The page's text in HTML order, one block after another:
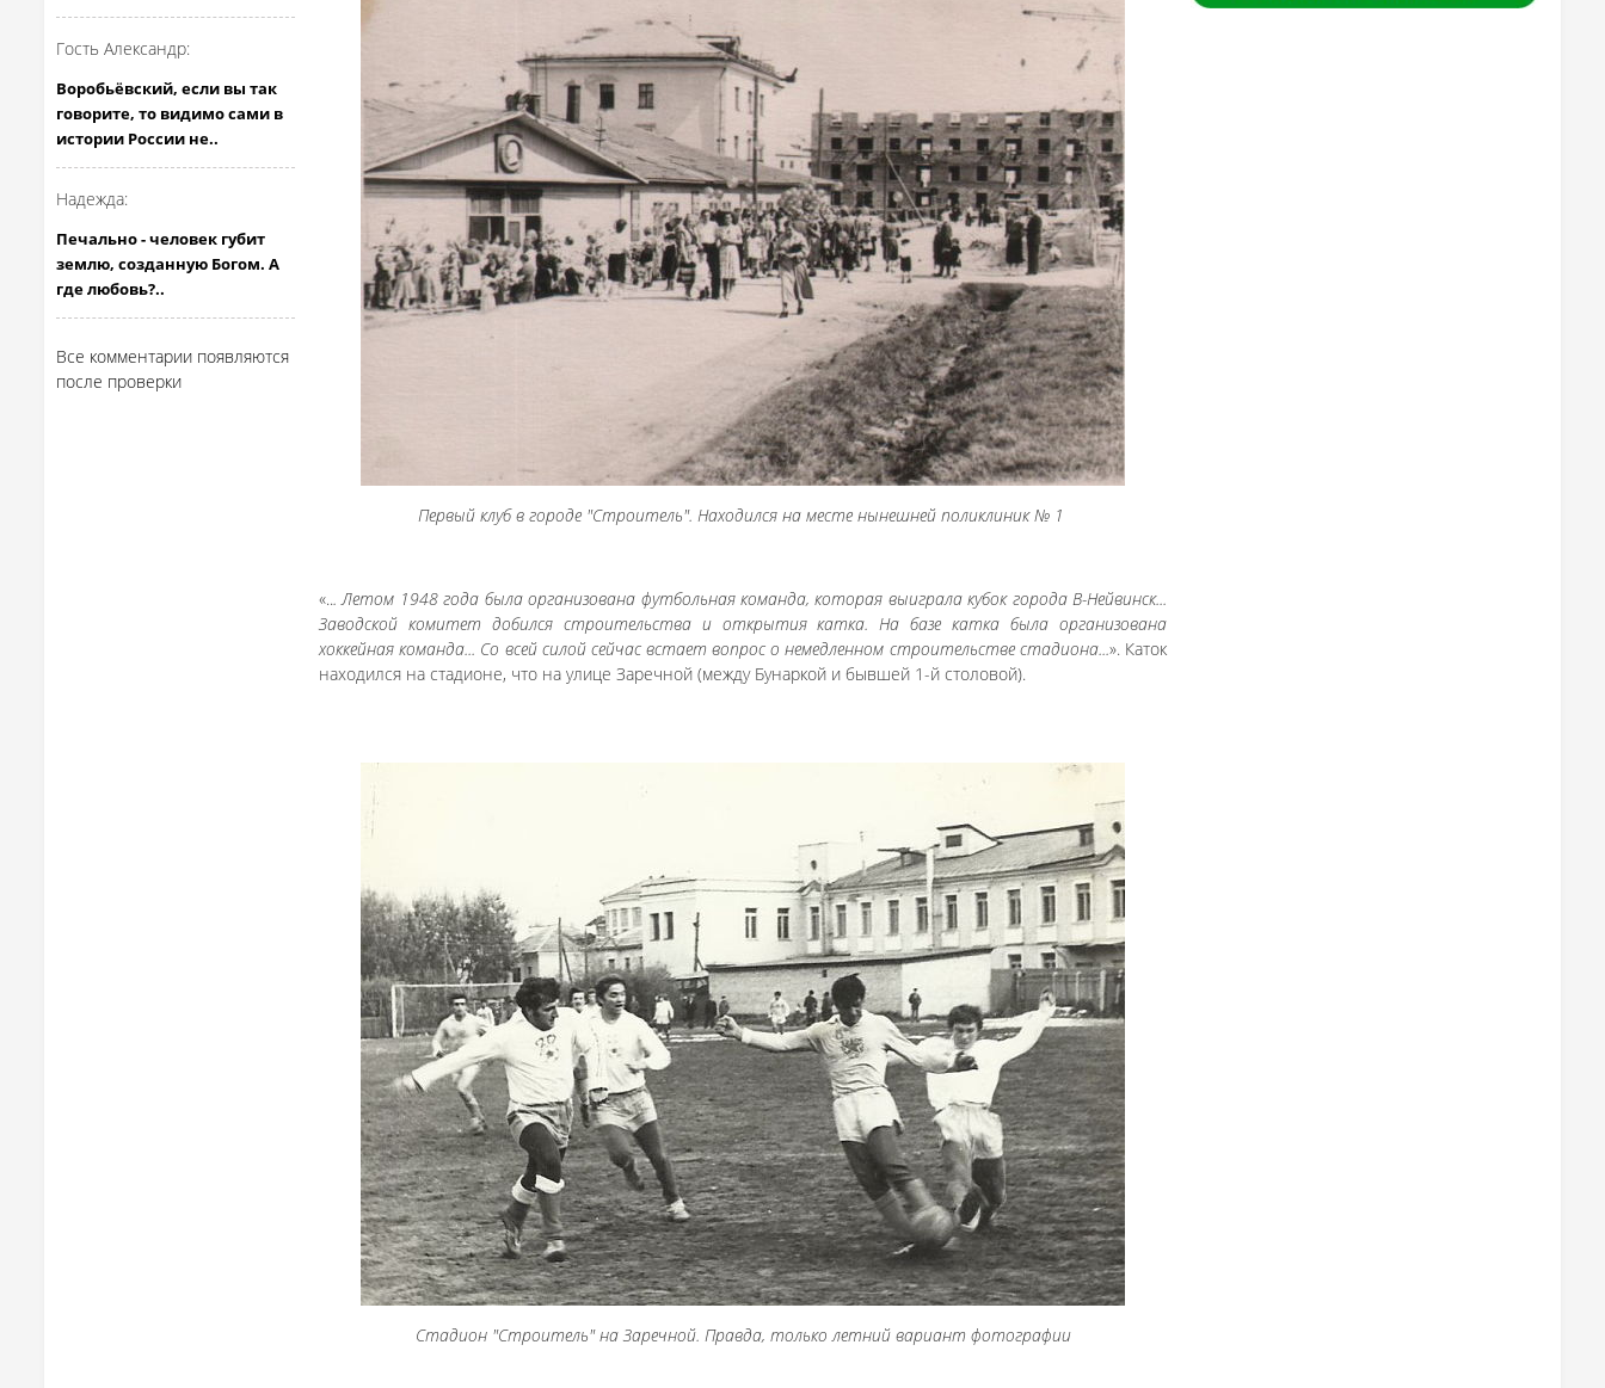
Гость Александр:
Воробьёвский, если вы так
говорите, то видимо сами в
истории России не..
Надежда:
Печально - человек губит
землю, созданную Богом. А
где любовь?..
Все комментарии появляются
после проверки
Первый клуб в городе "Строитель". Находился на месте нынешней поликлиник № 1
«... Летом 1948 года была организована футбольная команда, которая выиграла кубок города В-Нейвинск...
Заводской комитет добился строительства и открытия катка. На базе катка была организована
хоккейная команда... Со всей силой сейчас встает вопрос о немедленном строительстве стадиона...». Каток
находился на стадионе, что на улице Заречной (между Бунаркой и бывшей 1-й столовой).
Стадион "Строитель" на Заречной. Правда, только летний вариант фотографии